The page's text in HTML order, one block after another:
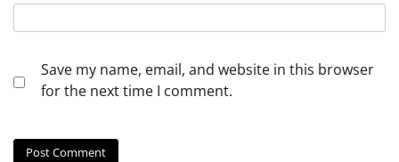
Save my name, email, and website in this browser
for the next time I comment.